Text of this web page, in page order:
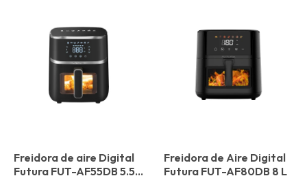
Freidora de aire Digital
Futura FUT-AF55DB 5.5
Freidora de Aire Digital
Futura FUT-AF80DB 8 L